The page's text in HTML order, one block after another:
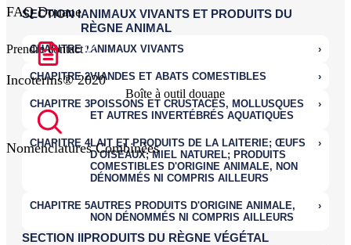
Prendre contact
Boîte à outil douane
FAQ Douane
Incoterms® 2020
Nomenclatures Combinées